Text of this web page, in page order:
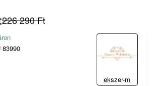
226 290 Ft
83990
ekszer-m